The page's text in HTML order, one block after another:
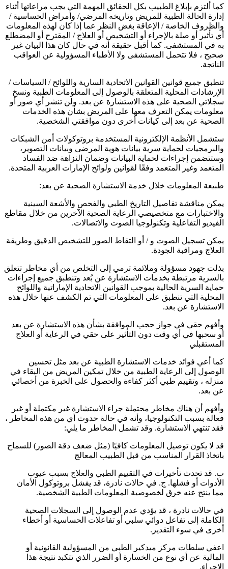
كما ألتزم بإبلاغ الطبيب بكل الحقائق المهمة التي يجب مراعاتها أثناء
إدارة الحالة الطبية للمريض وتاريخه المرضي/ وأمراض الحساسية /
والظروف الخاصة / الإعاقة بغض النظر عما إذا كان لهذه المعلومات
أي تأثير أو صلة بالإجراء أو التشخيص أو العلاج / المقترح أو المضطلع
به في المستشفى. كما أقبل حقيقة أنه في حال كان هذا البيان غير
صحيح ، فلا تتحمل المستشفى ولا الأطباء المسؤولية عن العواقب
الناتجة.
تنطبق جميع قوانين القوانين الاتحادية السارية واللوائح / السياسات /
الإرشادات المحلية المتعلقة بالوصول إلى المعلومات الطبية ونسخ
سجلاتي الصحية على هذه الاستشارة عن بعد. ولن تنشر أي صور أو
معلومات يمكن التعرف معها على المريض بشأن هذه الخدمات
الصحية عن بعد إلى كيانات أخرى دون موافقتي الشخصية.
ستشمل الأنظمة الإلكترونية المستخدمة بروتوكولات أمن الشبكات
والبرمجيات لحماية سرية بيانات هوية المرضى وبيانات التصوير،
وستتضمن إجراءات لحماية البيانات وضمان النزاهة ضد الفساد
المتعمد وغير المتعمد وفقًا لقوانين ولوائح الإمارات العربية المتحدة.
طبيعة المعلومات خلال خدمة الاستشارة الصحية عن بعد:
يمكن مناقشة تفاصيل التاريخ الطبي والفحص والأشعة السينية
والاختبارات مع متخصيصي الرعاية الصحية الآخرين من خلال مقاطع
الفيديو التفاعلية وتكنولوجيا الصوت والاتصالات.
يمكن تسجيل الصوت و / أو التقاط الصور للتشخيص الدقيق وطريقة
العلاج ومراقبة الجودة.
بذلت جهود مسؤولة وملائمة ترمي إلى التخلص من أي مخاطر تتعلق
بالسرية مرتبطة بخدمات الاستشارة عن بُعد وتنطبق جميع إجراءات
حماية السرية الحالية بموجب القوانين الاتحادية الإماراتية واللوائح
المحلية التي تنطبق على المعلومات التي تم الكشف عنها خلال هذه
الاستشارة عن بعد.
وأفهم حقي في جواز حجب الموافقة بشأن هذه الاستشارة عن بعد
أو سحبها في أي وقت دون التأثير على حقي في الرعاية أو العلاج
المستقبلي
كما أعي فوائد خدمات الاستشارة الطبية عن بعد مثل تحسين
الوصول إلى الرعاية الطبية من خلال تمكين المريض من البقاء في
منزله ، وتقييم طبي أكثر كفاءة والحصول على الخبرة من أخصائي
عن بعد.
وأفهم أن هناك مخاطر محتملة جراء الاستشارة غير مكتملة أو غير
فعالة بسبب التكنولوجيا، وأنه في حالة حدوث أي من هذه المخاطر ،
فقد تنتهي الاستشارة. وقد تشمل المخاطر ما يلي:
قد لا يكون توصيل المعلومات كافيًا (مثل ضعف دقة الصور) للسماح
باتخاذ القرار المناسب من قبل الطبيب المعالج
ب. قد تحدث تأخيرات في التقييم الطبي والعلاج بسبب عيوب
الأدوات أو فشلها. ج. في حالات نادرة، قد يفشل بروتوكول الأمان
مما ينتج عنه خرق لخصوصية المعلومات الطبية الشخصية.
في حالات نادرة ، قد يؤدي عدم الوصول إلى السجلات الصحية
الكاملة إلى تفاعل دوائي سلبي أو تفاعلات الحساسية أو أخطاء
أخرى في سوء التقدير.
اعفي سلطات مركز ميدكير الطبي من المسؤولية القانونية أو
المالية عن أي نوع من الخسارة أو الضرر الذي تتكبد نتيجة هذا
الإجراء.